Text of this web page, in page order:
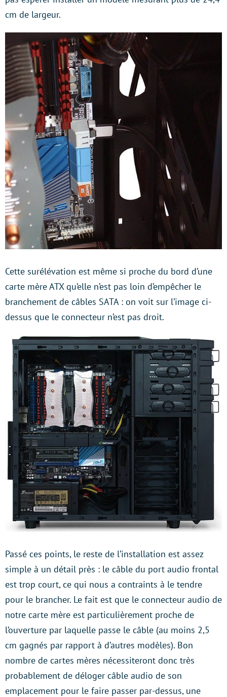
cm de largeur.
Cette surélévation est même si proche du bord d’une
carte mère ATX qu’elle n’est pas loin d’empêcher le
branchement de câbles SATA : on voit sur l’image ci-
dessus que le connecteur n’est pas droit.
Passé ces points, le reste de l’installation est assez
simple à un détail près : le câble du port audio frontal
est trop court, ce qui nous a contraints à le tendre
pour le brancher. Le fait est que le connecteur audio de
notre carte mère est particulièrement proche de
l’ouverture par laquelle passe le câble (au moins 2,5
cm gagnés par rapport à d’autres modèles). Bon
nombre de cartes mères nécessiteront donc très
probablement de déloger câble audio de son
emplacement pour le faire passer par-dessus, une